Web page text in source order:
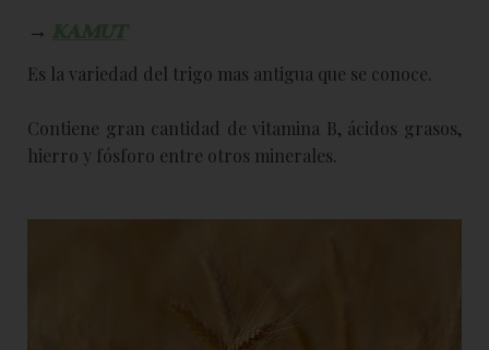
→
Es la variedad del trigo mas antigua que se conoce.
Contiene gran cantidad de vitamina B, ácidos grasos,
hierro y fósforo entre otros minerales.